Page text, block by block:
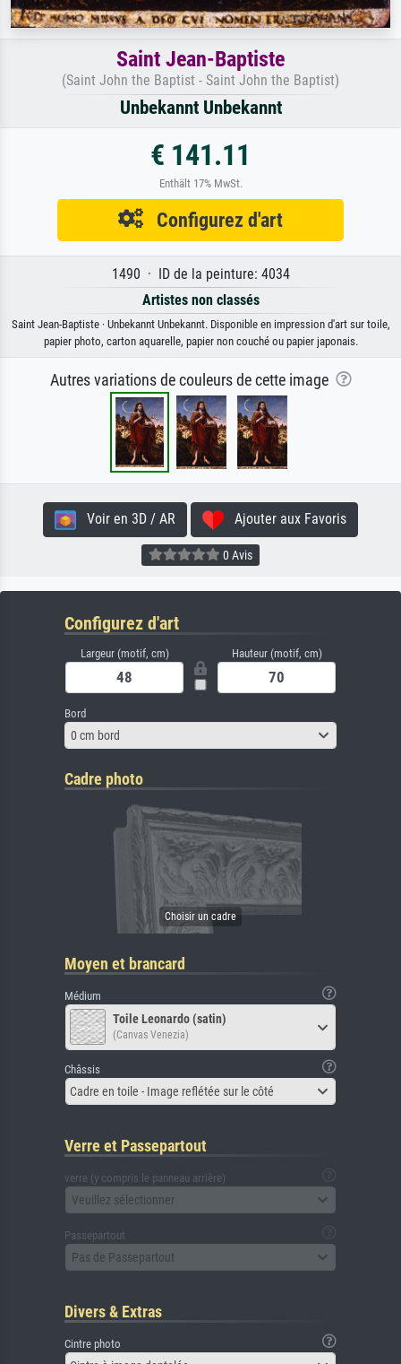
Saint Jean-Baptiste
(Saint John the Baptist - Saint John the Baptist)
Unbekannt Unbekannt
€ 141.11
Enthält 17% MwSt.
Configurez d'art
1490 · ID de la peinture: 4034
Artistes non classés
Saint Jean-Baptiste · Unbekannt Unbekannt. Disponible en impression d'art sur toile,
papier photo, carton aquarelle, papier non couché ou papier japonais.
Autres variations de couleurs de cette image
Voir en 3D / AR Ajouter aux Favoris
0 Avis
Configurez d'art
Largeur (motif, cm) Hauteur (motif, cm)
Bord
0 cm bord
Cadre photo
Moyen et brancard
Médium
Toile Leonardo (satin)
(Canvas Venezia)
Châssis
Cadre en toile - Image reflétée sur le côté
Verre et Passepartout
verre (y compris le panneau arrière)
Veuillez sélectionner
Passepartout
Pas de Passepartout
Divers & Extras
Cintre photo